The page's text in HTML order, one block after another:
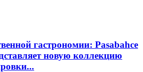
гастрономии: Pasabahce
новую коллекцию